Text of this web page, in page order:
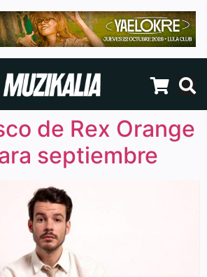
de Rex Orange
septiembre